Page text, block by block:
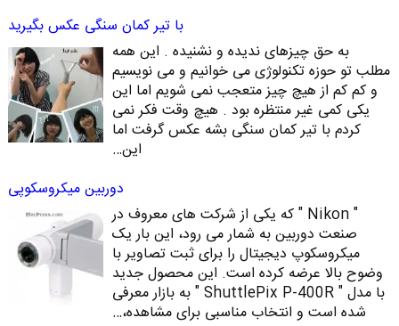
با تیر کمان سنگی عکس بگیرید
به حق چیزهای ندیده و نشنیده . این همه
مطلب تو حوزه تکنولوژی می خوانیم و می نویسیم
و کم کم از هیچ چیز متعجب نمی شویم اما این
یکی کمی غیر منتظره بود . هیچ وقت فکر نمی
کردم با تیر کمان سنگی بشه عکس گرفت اما
این…
دوربین میکروسکوپی
" Nikon " که یکی از شرکت های معروف در
صنعت دوربین به شمار می رود، این بار یک
میکروسکوپ دیجیتال را برای ثبت تصاویر با
وضوح بالا عرضه کرده است. این محصول جدید
با مدل " ShuttlePix P-400R " به بازار معرفی
شده است و انتخاب مناسبی برای مشاهده،…